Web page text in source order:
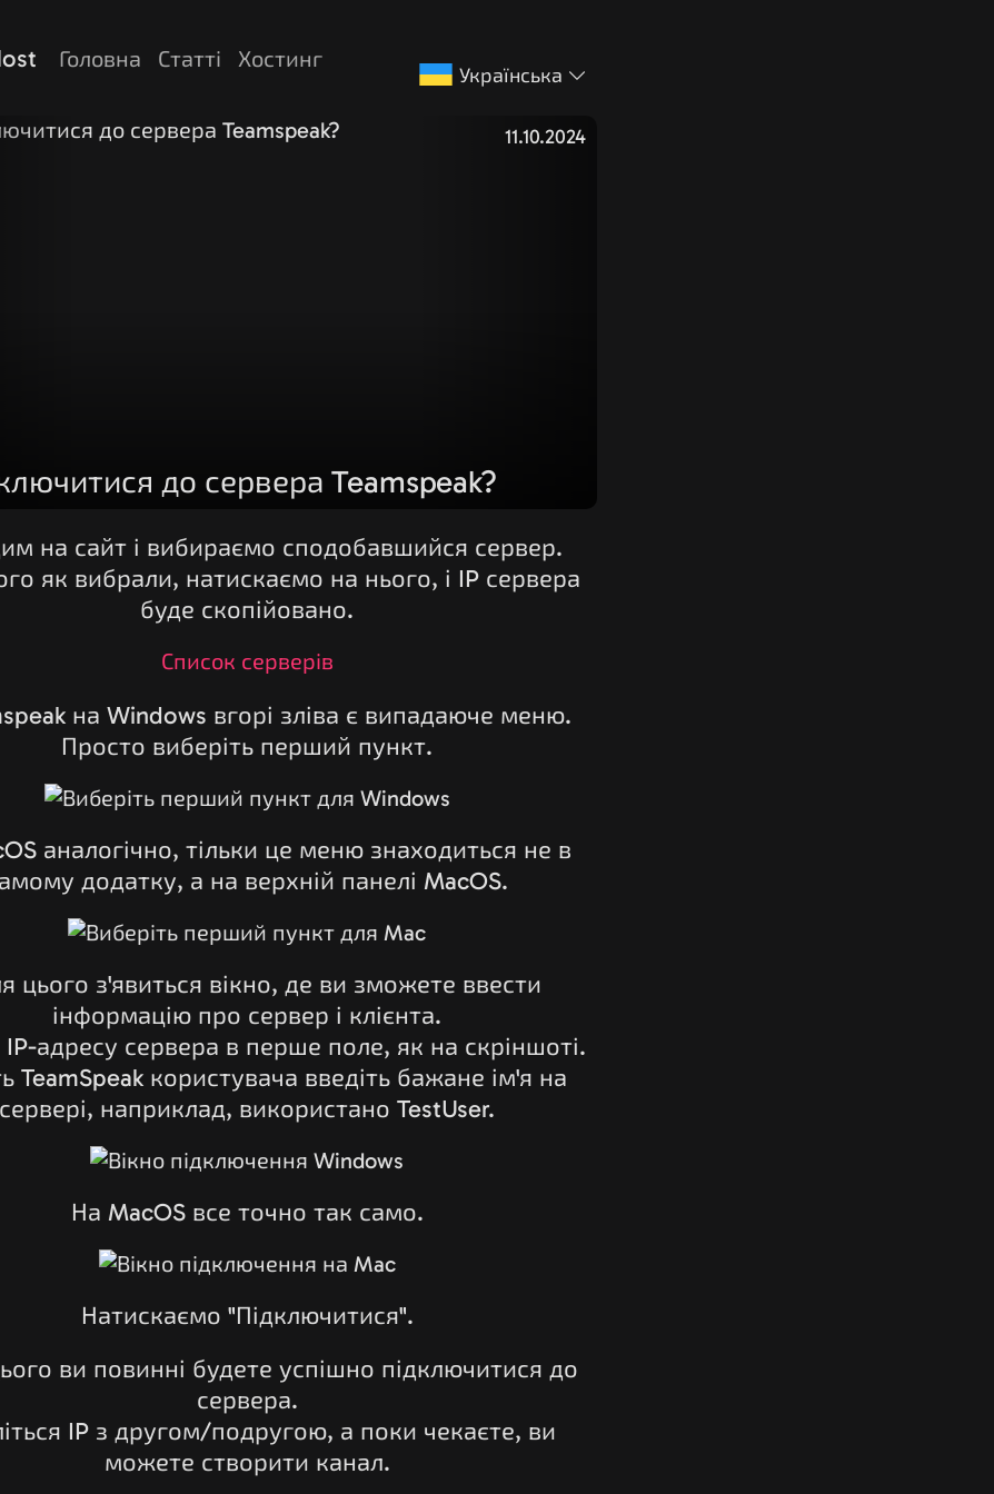
Головна Статті Хостинг
Українська
до сервера Teamspeak?
11.10.2024
на сайт і вибираємо сподобавшийся сервер.
як вибрали, натискаємо на нього, і IP сервера
буде скопійовано.
Список серверів
на Windows вгорі зліва є випадаюче меню.
Просто виберіть перший пункт.
аналогічно, тільки це меню знаходиться не в
додатку, а на верхній панелі MacOS.
цього з'явиться вікно, де ви зможете ввести
інформацію про сервер і клієнта.
IP-адресу сервера в перше поле, як на скріншоті.
TeamSpeak користувача введіть бажане ім'я на
сервері, наприклад, використано TestUser.
На MacOS все точно так само.
Натискаємо "Підключитися".
ви повинні будете успішно підключитися до
сервера.
IP з другом/подругою, а поки чекаєте, ви
можете створити канал.